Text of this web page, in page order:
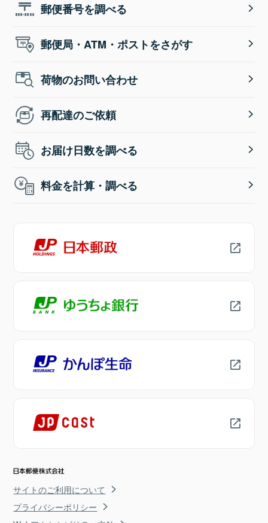
郵便番号を調べる
郵便局・ATM・ポストをさがす
荷物のお問い合わせ
再配達のご依頼
お届け日数を調べる
料金を計算・調べる
サイトのご利用について
プライバシーポリシー